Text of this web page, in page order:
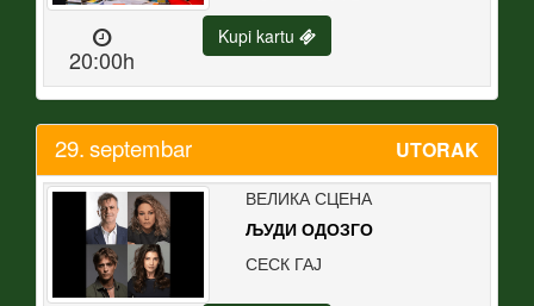
20:00h
Kupi kartu
29.septembar UTORAK
ВЕЛИКА СЦЕНА
ЉУДИ ОДОЗГО
СЕСК ГАЈ